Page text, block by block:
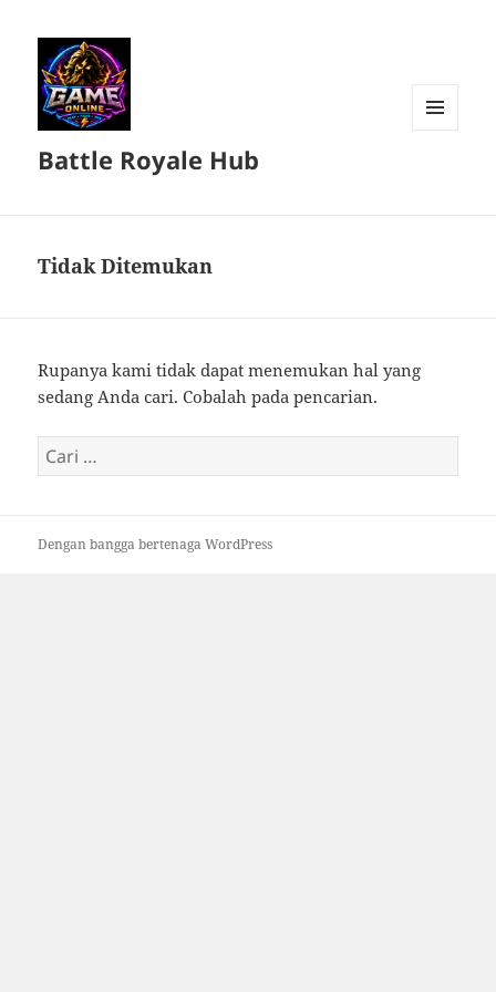
Battle Royale Hub
Tidak Ditemukan
Rupanya kami tidak dapat menemukan hal yang
sedang Anda cari. Cobalah pada pencarian.
Cari
untuk:
Dengan bangga bertenaga WordPress